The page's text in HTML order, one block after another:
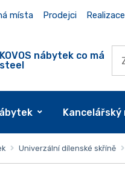
místa Prodejci Realizace
KOVOS nábytek co má
steel
Univerzální dílenské skříně